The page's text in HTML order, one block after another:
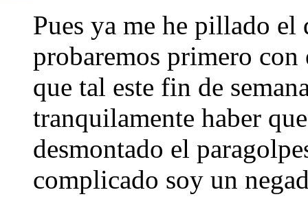
Pues ya me he pillado el
probaremos primero
que tal este fin de
tranquilamente haber
desmontado el
complicado soy un